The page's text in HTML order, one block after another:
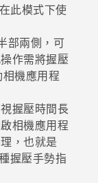
此模式下使
部兩側，可
作需將握壓
相機應用程
握壓時間長
相機應用程
，也就是
握壓手勢指